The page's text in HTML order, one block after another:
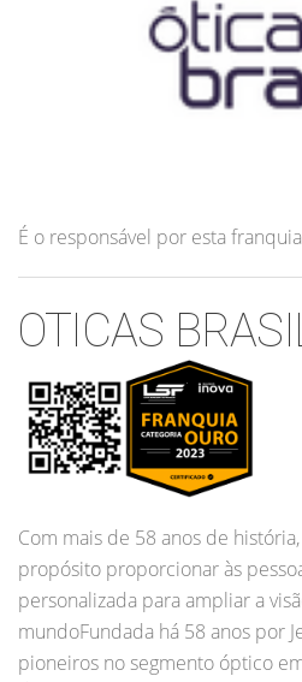
É o responsável por esta
OTICAS
Com mais de 58 anos de
propósito proporcionar às
personalizada para ampliar a
mundoFundada há 58 anos por
pioneiros no segmento óptico